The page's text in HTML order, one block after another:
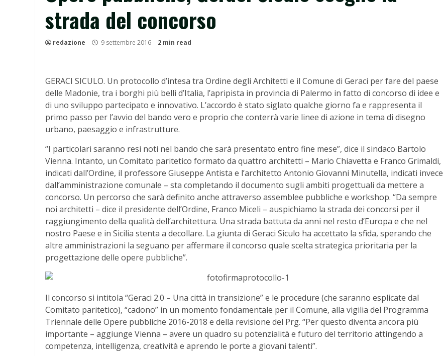
strada del concorso
redazione 9 settembre 2016 2 min read
GERACI SICULO. Un protocollo d’intesa tra Ordine degli Architetti e il Comune di Geraci per fare del paese
delle Madonie, tra i borghi più belli d’Italia, l’apripista in provincia di Palermo in fatto di concorso di idee e
di uno sviluppo partecipato e innovativo. L’accordo è stato siglato qualche giorno fa e rappresenta il
primo passo per l’avvio del bando vero e proprio che conterrà varie linee di azione in tema di disegno
urbano, paesaggio e infrastrutture.
“I particolari saranno resi noti nel bando che sarà presentato entro fine mese”, dice il sindaco Bartolo
Vienna. Intanto, un Comitato paritetico formato da quattro architetti – Mario Chiavetta e Franco Grimaldi,
indicati dall’Ordine, il professore Giuseppe Antista e l’architetto Antonio Giovanni Minutella, indicati invece
dall’amministrazione comunale – sta completando il documento sugli ambiti progettuali da mettere a
concorso. Un percorso che sarà definito anche attraverso assemblee pubbliche e workshop. “Da sempre
noi architetti – dice il presidente dell’Ordine, Franco Miceli – auspichiamo la strada dei concorsi per il
raggiungimento della qualità dell’architettura. Una strada battuta da anni nel resto d’Europa e che nel
nostro Paese e in Sicilia stenta a decollare. La giunta di Geraci Siculo ha accettato la sfida, sperando che
altre amministrazioni la seguano per affermare il concorso quale scelta strategica prioritaria per la
progettazione delle opere pubbliche”.
Il concorso si intitola “Geraci 2.0 – Una città in transizione” e le procedure (che saranno esplicate dal
Comitato paritetico), “cadono” in un momento fondamentale per il Comune, alla vigilia del Programma
Triennale delle Opere pubbliche 2016-2018 e della revisione del Prg. “Per questo diventa ancora più
importante – aggiunge Vienna – avere un quadro su potenzialità e futuro del territorio attingendo a
competenza, intelligenza, creatività e aprendo le porte a giovani talenti”.